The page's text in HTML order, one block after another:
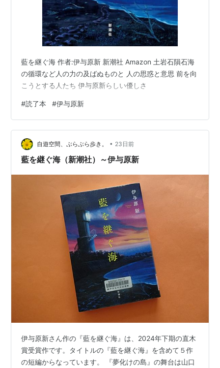
藍を継ぐ海 作者:伊与原新 新潮社 Amazon 土岩石隕石海
の循環など人の力の及ばぬものと 人の思惑と意思 前を向
こうとする人たち 伊与原新らしい優しさ
#読了本 #伊与原新
自遊空間、ぶらぶら歩き。 • 23日前
藍を継ぐ海（新潮社）～伊与原新
伊与原新さん作の『藍を継ぐ海』は、2024年下期の直木
賞受賞作です。タイトルの『藍を継ぐ海』を含めて５作
の短編からなっています。 『夢化けの島』の舞台は山口